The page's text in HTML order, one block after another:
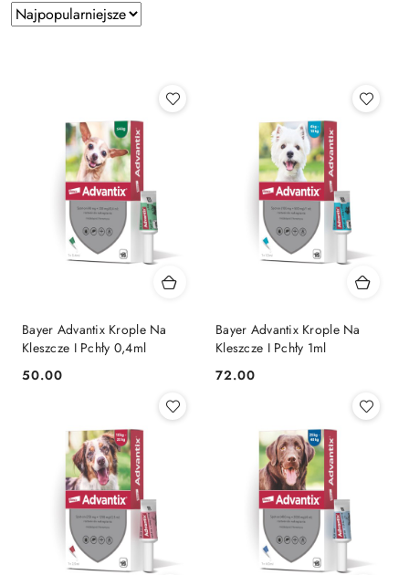
Zastosowano
sortowanie:
Sortuj
według
Bayer Advantix Krople Na
Kleszcze I Pchły 0,4ml
Cena:
50.00
Bayer Advantix Krople Na
Kleszcze I Pchły 1ml
Cena:
72.00